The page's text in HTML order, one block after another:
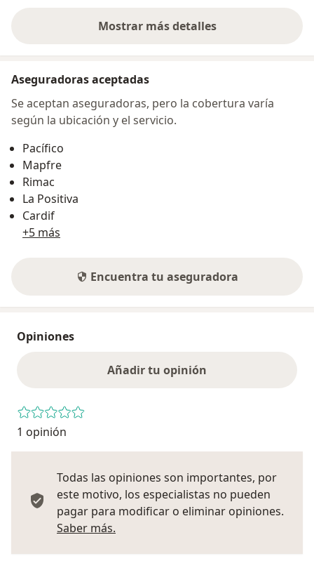
Mostrar más detalles
sobre la dirección
Aseguradoras aceptadas
Se aceptan aseguradoras, pero la cobertura varía
según la ubicación y el servicio.
Pacífico
Mapfre
Rimac
La Positiva
Cardif
+5 más
Encuentra tu aseguradora
Opiniones
Añadir tu opinión
1 opinión
Todas las opiniones son importantes, por
este motivo, los especialistas no pueden
pagar para modificar o eliminar opiniones.
Saber más.